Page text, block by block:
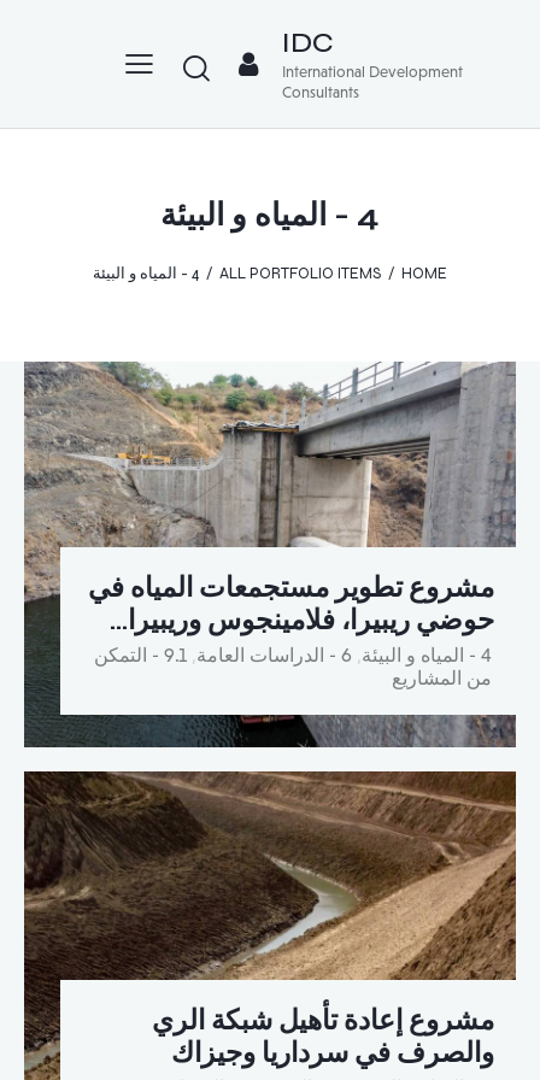
IDC
International Development
Consultants
4 - المياه و البيئة
HOME
ALL PORTFOLIO ITEMS 4 - المياه و البيئة
مشروع تطوير مستجمعات المياه في
حوضي ريبيرا، فلامينجوس وريبيرا…
4 - المياه و البيئة , 6 - الدراسات العامة ,
9.1 - التمكن
من المشاريع
مشروع إعادة تأهيل شبكة الري
والصرف في سرداريا وجيزاك